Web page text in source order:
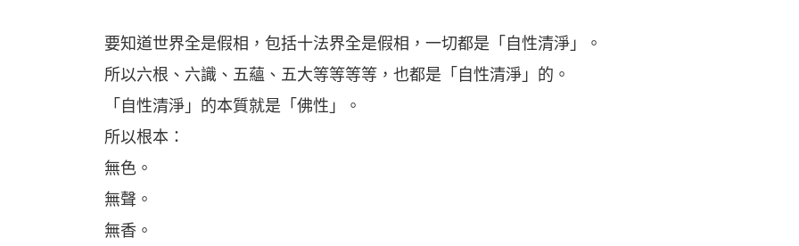
要知道世界全是假相，包括十法界全是假相，一切都是「自性清淨」。
所以六根、六識、五蘊、五大等等等等，也都是「自性清淨」的。
「自性清淨」的本質就是「佛性」。
所以根本：
無色。
無聲。
無香。